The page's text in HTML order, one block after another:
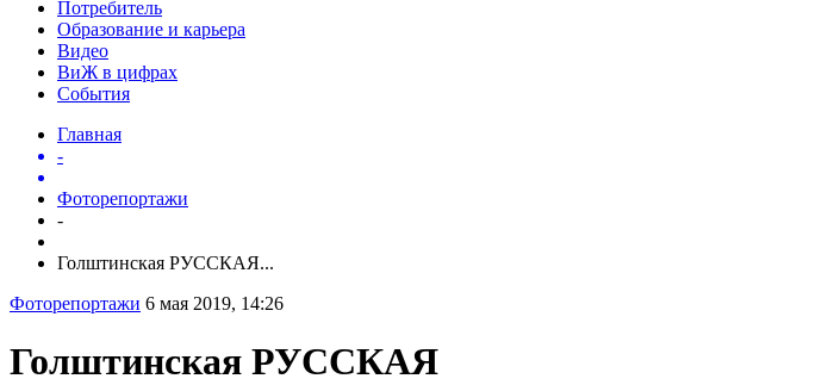
Потребитель
Образование и карьера
Видео
ВиЖ в цифрах
События
Главная
-
Фоторепортажи
-
Голштинская РУССКАЯ...
Фоторепортажи 6 мая 2019, 14:26
Голштинская РУССКАЯ